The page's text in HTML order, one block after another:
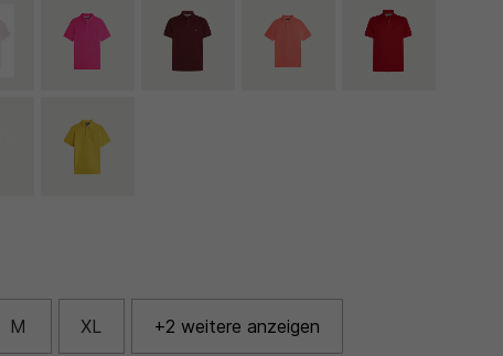
M XL +2 weitere anzeigen